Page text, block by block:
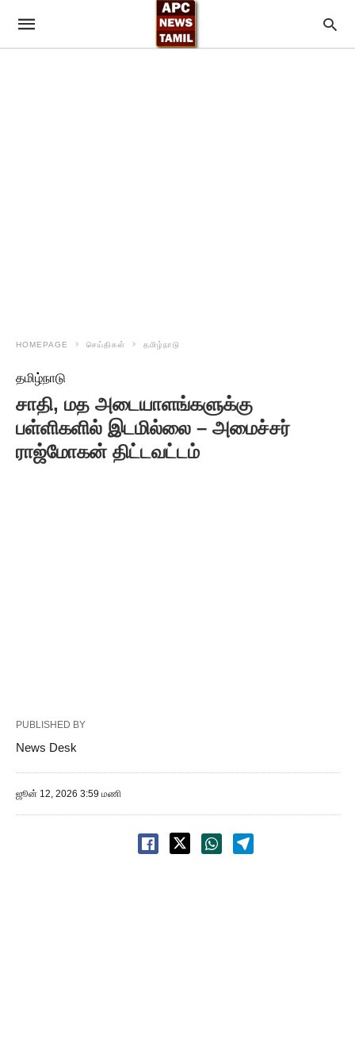
HOMEPAGE செய்திகள் தமிழ்நாடு
தமிழ்நாடு
சாதி, மத அடையாளங்களுக்கு
பள்ளிகளில் இடமில்லை – அமைச்சர்
ராஜ்மோகன் திட்டவட்டம்
PUBLISHED BY
News Desk
ஜூன் 12, 2026 3:59 மணி